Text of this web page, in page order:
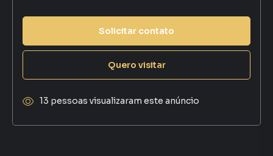
Solicitar contato
Quero visitar
13 pessoas visualizaram este anúncio